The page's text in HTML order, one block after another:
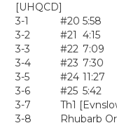
[UHQCD]
3-1
#20 5:58
3-2
#21 4:15
3-3
#22 7:09
3-4
#23 7:30
3-5
#24 11:27
3-6
#25 5:42
3-7
Th1
3-8
Rhubarb